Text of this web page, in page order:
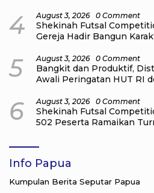
4 August 3, 2026 0 Comment
Shekinah Futsal
Gereja Hadir Bangun
5 August 3, 2026 0 Comment
Bangkit dan Produktif,
Awali Peringatan HUT RI
6 August 3, 2026 0 Comment
Shekinah Futsal
502 Peserta Ramaikan
Info Papua
Kumpulan Berita Seputar Papua